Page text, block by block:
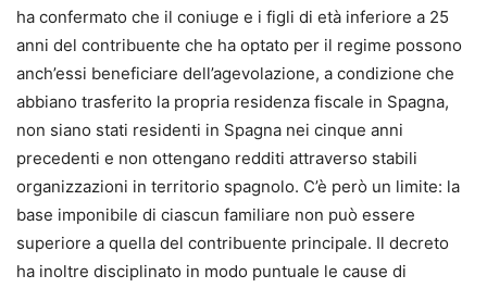
ha confermato che il coniuge e i figli di età inferiore a 25
anni del contribuente che ha optato per il regime possono
anch’essi beneficiare dell’agevolazione, a condizione che
abbiano trasferito la propria residenza fiscale in Spagna,
non siano stati residenti in Spagna nei cinque anni
precedenti e non ottengano redditi attraverso stabili
organizzazioni in territorio spagnolo. C’è però un limite: la
base imponibile di ciascun familiare non può essere
superiore a quella del contribuente principale. Il decreto
ha inoltre disciplinato in modo puntuale le cause di